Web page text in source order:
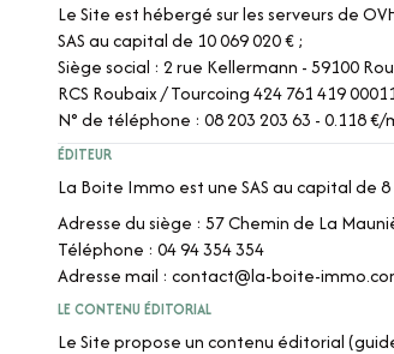
Le Site est hébergé sur les serveurs de
SAS au capital de 10 069 020 € ;
Siège social : 2 rue Kellermann - 59100
RCS Roubaix / Tourcoing 424 761 419
N° de téléphone : 08 203 203 63 - 0.118 €/
ÉDITEUR
La Boite Immo est une SAS au capital de
Adresse du siège : 57 Chemin de La
Téléphone : 04 94 354 354
Adresse mail : contact@la-boite-
LE CONTENU ÉDITORIAL
Le Site propose un contenu éditorial